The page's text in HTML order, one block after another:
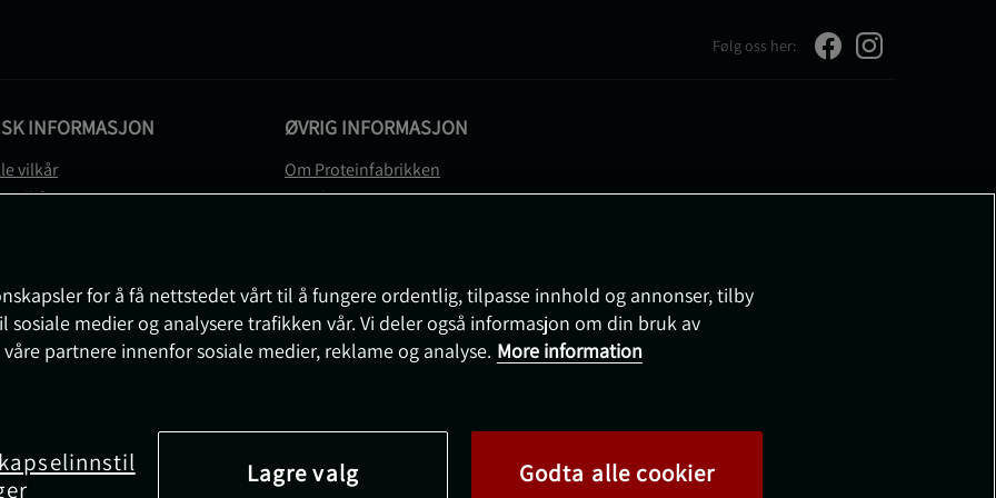
Følg oss her:
INFORMASJON
vilkår
om angrerett og reklamasjon
ØVRIG INFORMASJON
Om Proteinfabrikken
Gavekort
for å få nettstedet vårt til å fungere ordentlig, tilpasse innhold og annonser, tilby
medier og analysere trafikken vår. Vi deler også informasjon om din bruk av
partnere innenfor sosiale medier, reklame og analyse. More information
Lagre valg Godta alle cookier